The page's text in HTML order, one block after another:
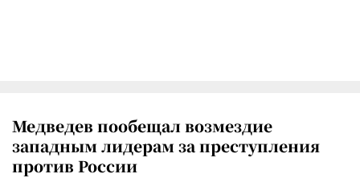
Медведев пообещал возмездие
западным лидерам за преступления
против России